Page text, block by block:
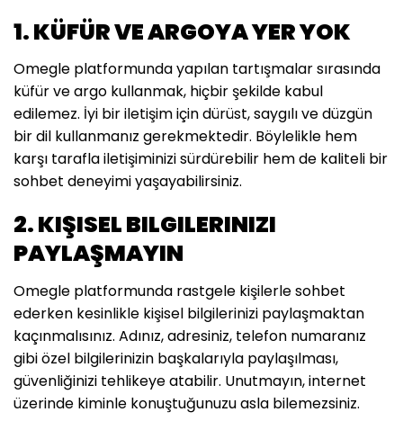
1. KÜFÜR VE ARGOYA YER YOK
Omegle platformunda yapılan tartışmalar sırasında
küfür ve argo kullanmak, hiçbir şekilde kabul
edilemez. İyi bir iletişim için dürüst, saygılı ve düzgün
bir dil kullanmanız gerekmektedir. Böylelikle hem
karşı tarafla iletişiminizi sürdürebilir hem de kaliteli bir
sohbet deneyimi yaşayabilirsiniz.
2. KIŞISEL BILGILERINIZI
PAYLAŞMAYIN
Omegle platformunda rastgele kişilerle sohbet
ederken kesinlikle kişisel bilgilerinizi paylaşmaktan
kaçınmalısınız. Adınız, adresiniz, telefon numaranız
gibi özel bilgilerinizin başkalarıyla paylaşılması,
güvenliğinizi tehlikeye atabilir. Unutmayın, internet
üzerinde kiminle konuştuğunuzu asla bilemezsiniz.